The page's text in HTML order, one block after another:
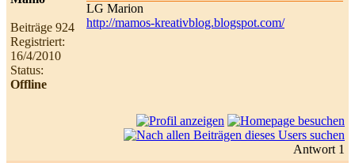
Beiträge 924
Registriert:
16/4/2010
Status:
Offline
LG Marion
http://mamos-kreativblog.blogspot.com/
Antwort 1